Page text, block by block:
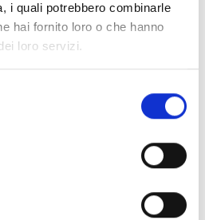
i quali potrebbero combinarle
hai fornito loro o che hanno
loro servizi.
- Materials
testing - Materials(6)